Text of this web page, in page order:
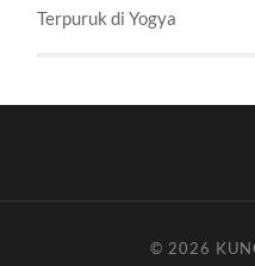
Terpuruk di Yogya
© 2026